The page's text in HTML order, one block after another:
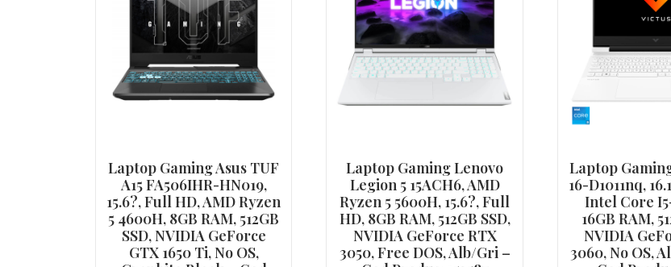
Laptop Gaming Asus TUF
A15 FA506IHR-HN019,
15.6?, Full HD, AMD Ryzen
5 4600H, 8GB RAM, 512GB
SSD, NVIDIA GeForce
GTX 1650 Ti, No OS,
Laptop Gaming Lenovo
Legion 5 15ACH6, AMD
Ryzen 5 5600H, 15.6?, Full
HD, 8GB RAM, 512GB SSD,
NVIDIA GeForce RTX
3050, Free DOS, Alb/Gri –
Laptop
16-D1011nq,
Intel Core
16GB RAM,
NVIDIA
3060, No OS,